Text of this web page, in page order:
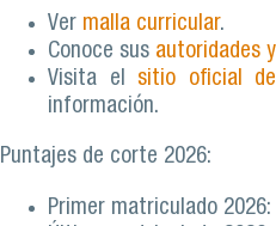
Ver malla curricular.
Conoce sus autoridades
Visita el sitio oficial
información.
Puntajes de corte 2026:
Primer matriculado 2026: